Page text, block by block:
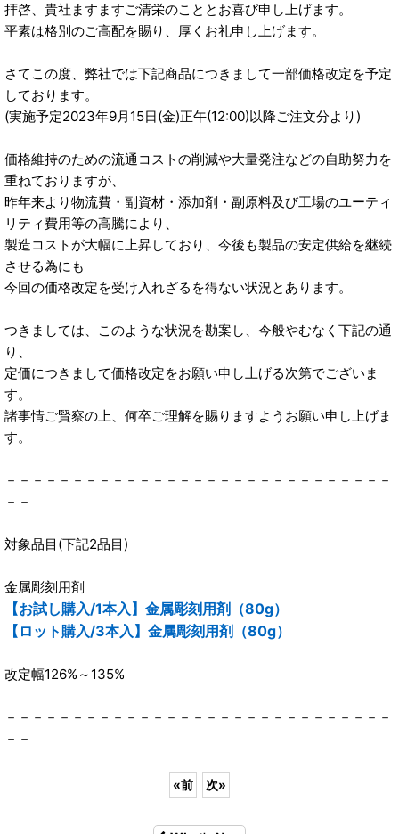
拝啓、貴社ますますご清栄のこととお喜び申し上げます。
平素は格別のご高配を賜り、厚くお礼申し上げます。
さてこの度、弊社では下記商品につきまして一部価格改定を予定
しております。
(実施予定2023年9月15日(金)正午(12:00)以降ご注文分より)
価格維持のための流通コストの削減や大量発注などの自助努力を
重ねておりますが、
昨年来より物流費・副資材・添加剤・副原料及び工場のユーティ
リティ費用等の高騰により、
製造コストが大幅に上昇しており、今後も製品の安定供給を継続
させる為にも
今回の価格改定を受け入れざるを得ない状況とあります。
つきましては、このような状況を勘案し、今般やむなく下記の通
り、
定価につきまして価格改定をお願い申し上げる次第でございま
す。
諸事情ご賢察の上、何卒ご理解を賜りますようお願い申し上げま
す。
－－－－－－－－－－－－－－－－－－－－－－－－－－－－－
－－
対象品目(下記2品目)
金属彫刻用剤
【お試し購入/1本入】金属彫刻用剤（80g）
【ロット購入/3本入】金属彫刻用剤（80g）
改定幅126%～135%
－－－－－－－－－－－－－－－－－－－－－－－－－－－－－
－－
«前 次»